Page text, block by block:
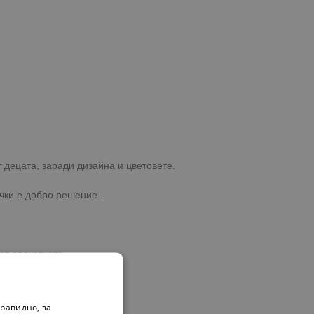
заради дизайна и цветовете.
е добро решение .
опаковката.
за